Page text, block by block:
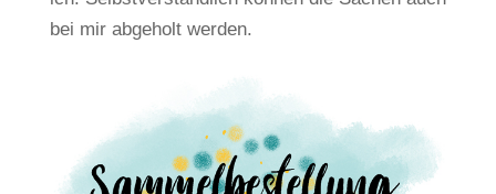
bei mir abgeholt werden.